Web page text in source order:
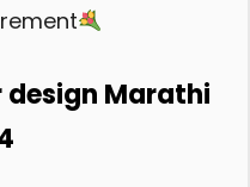
design Marathi